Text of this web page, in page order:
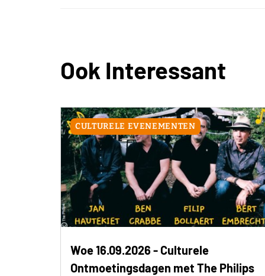
Ook Interessant
CULTURELE EVENEMENTEN
Woe 16.09.2026 - Culturele
Ontmoetingsdagen met The Philips